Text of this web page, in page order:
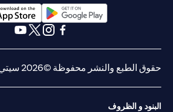
(opens in a new tab)
حقوق الطبع والنشر محفوظة ©2026 سيتي جروب انك.
البنود و الظروف